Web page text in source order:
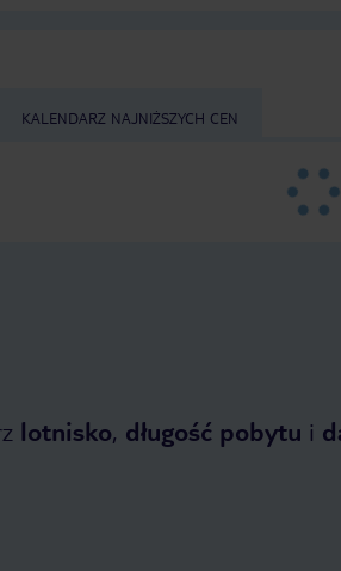
KALENDARZ NAJNIŻSZYCH CEN
lotnisko, długość pobytu i